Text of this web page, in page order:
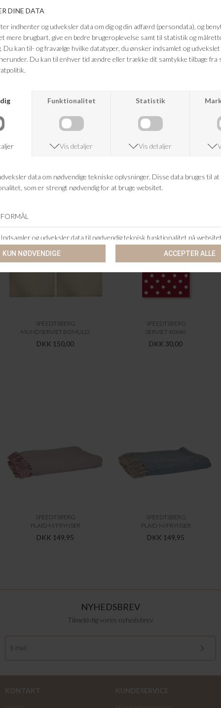
FRAGTFRI LEVERING
VED KØB OVER 500,-
KUNDESERVICE
SPEEDTSBERG
MUNDSERVIET BOMULD
DKK 150,00
SPEEDTSBERG
SERVIET 40X40
DKK 30,00
SPEEDTSBERG
PLAID M/FRYNSER
DKK 149,95
SPEEDTSBERG
PLAID M/FRYNSER
DKK 149,95
NYHEDSBREV
Tilmeld dig vores nyhedsbrev
KONTAKT
KUNDESERVICE